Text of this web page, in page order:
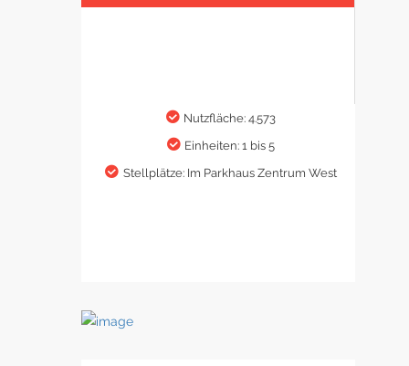
Nutzfläche: 4.573
Einheiten: 1 bis 5
Stellplätze: Im Parkhaus Zentrum West